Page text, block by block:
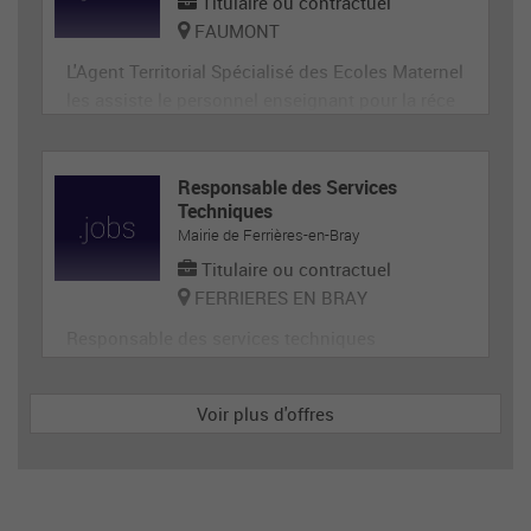
FAUMONT
L'Agent Territorial Spécialisé des Ecoles Maternel
ux et le matériel servant directement aux enfant
s. En tant que membre de la communauté éduca
tive, il p
Responsable des Services
Techniques
Mairie de Ferrières-en-Bray
Titulaire ou contractuel
FERRIERES EN BRAY
Voir plus d'offres